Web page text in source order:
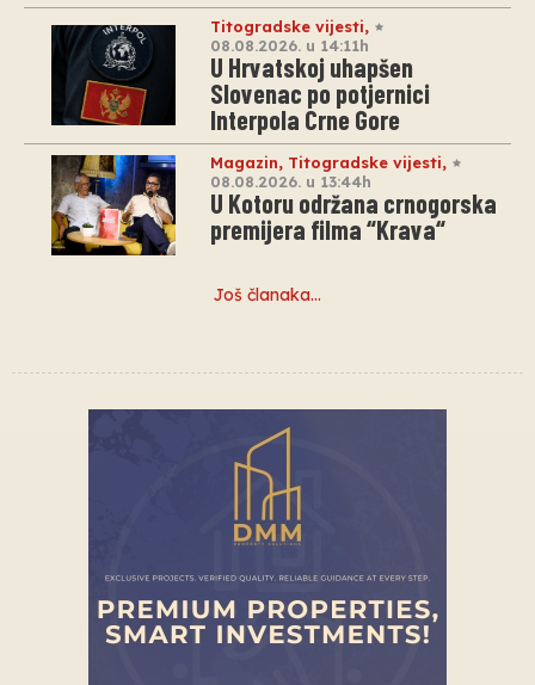
Titogradske vijesti,
08.08.2026. u 14:11h
U Hrvatskoj uhapšen
Slovenac po potjernici
Interpola Crne Gore
Magazin, Titogradske vijesti,
08.08.2026. u 13:44h
U Kotoru održana crnogorska
premijera filma “Krava“
Još članaka…